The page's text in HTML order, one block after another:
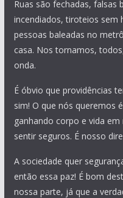
Ruas são fechadas, falsas
incendiados, tiroteios sem
pessoas baleadas no
casa. Nos tornamos,
onda.
É óbvio que providências
sim! O que nós queremos
ganhando corpo e vida
sentir seguros. É nosso
A sociedade quer
então essa paz! É bom
nossa parte, já que a